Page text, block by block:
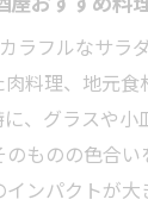
ラフルなサラ
料理、地元
、グラスや小
ものの色合
ンパクトが大